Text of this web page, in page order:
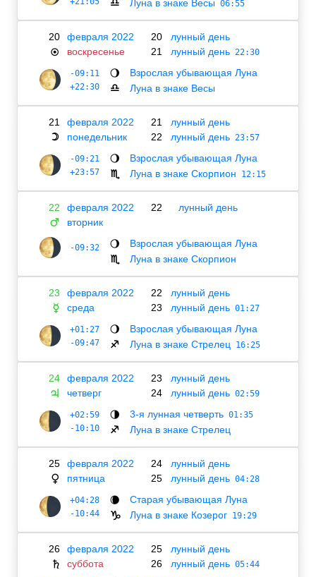
♎ Луна в знаке Весы 06:55
20 февраля 2022
☉ воскресенье
20
лунный день
21
лунный день 22:30
-09:11
+22:30
🌖 Взрослая убывающая Луна
♎ Луна в знаке Весы
21 февраля 2022
☽ понедельник
21
лунный день
22
лунный день 23:57
-09:21
+23:57
🌖 Взрослая убывающая Луна
♏ Луна в знаке Скорпион 12:15
22 февраля 2022
♂ вторник
22 лунный день
-09:32 🌖 Взрослая убывающая Луна
♏ Луна в знаке Скорпион
23 февраля 2022
☿ среда
22
лунный день
23
лунный день 01:27
+01:27
-09:47
🌖 Взрослая убывающая Луна
♐ Луна в знаке Стрелец 16:25
24 февраля 2022
♃ четверг
23
лунный день
24
лунный день 02:59
+02:59
-10:10
🌗 3-я лунная четверть 01:35
♐
Луна в знаке Стрелец
25 февраля 2022
♀ пятница
24
лунный день
25
лунный день 04:28
+04:28
-10:44
🌘 Старая убывающая Луна
♑ Луна в знаке Козерог 19:29
26 февраля 2022
♄ суббота
25
лунный день
26
лунный день 05:44